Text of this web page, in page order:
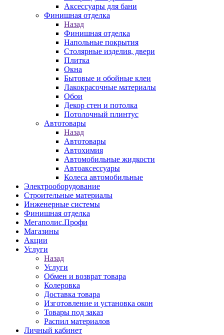
Аксессуары для бани
Финишная отделка
Назад
Финишная отделка
Напольные покрытия
Столярные изделия, двери
Плитка
Окна
Бытовые и обойные клеи
Лакокрасочные материалы
Обои
Декор стен и потолка
Потолочный плинтус
Автотовары
Назад
Автотовары
Автохимия
Автомобильные жидкости
Автоаксессуары
Колеса автомобильные
Электрооборудование
Строительные материалы
Инженерные системы
Финишная отделка
Мегаполис.Профи
Магазины
Акции
Услуги
Назад
Услуги
Обмен и возврат товара
Колеровка
Доставка товара
Изготовление и установка окон
Товары под заказ
Распил материалов
Личный кабинет